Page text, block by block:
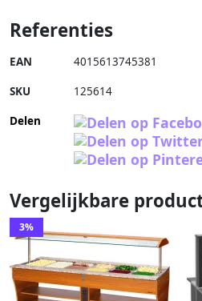
Referenties
EAN 4015613745381
SKU 125614
Delen
Vergelijkbare
3%